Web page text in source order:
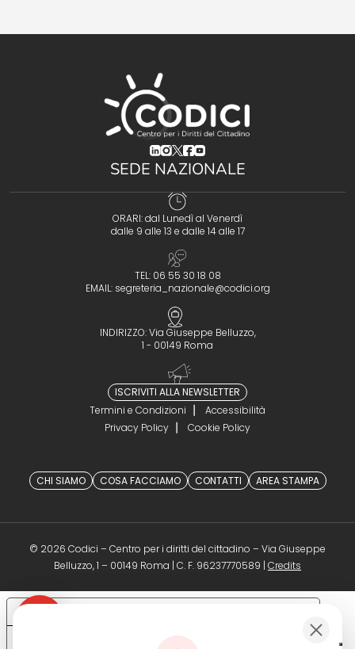
(opens in a new tab)
(opens in a new tab)
(opens in a new tab)
(opens in a new tab)
(opens in a new tab)
SEDE NAZIONALE
ORARI: dal Lunedì al Venerdì
dalle 9 alle 13 e dalle 14 alle 17
TEL: 06 55 30 18 08
EMAIL: segreteria_nazionale@codici.org
INDIRIZZO: Via Giuseppe Belluzzo,
1 - 00149 Roma
ISCRIVITI ALLA NEWSLETTER
Termini e Condizioni
Accessibilità
Privacy Policy
Cookie Policy
CHI SIAMO COSA FACCIAMO CONTATTI AREA STAMPA
© 2026 Codici – Centro per i diritti del cittadino – Via Giuseppe
Belluzzo, 1 – 00149 Roma | C. F. 96237770589 | Credits